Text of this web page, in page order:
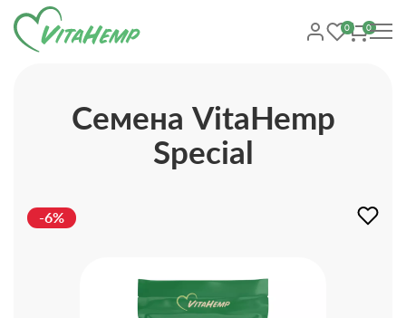
0 0
Cемена VitaHemp
Special
-6%